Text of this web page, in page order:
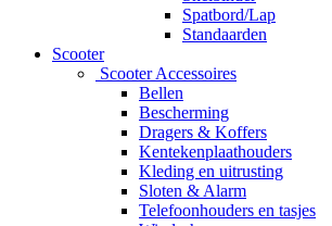
Spatbord/Lap
Standaarden
Scooter
Scooter Accessoires
Bellen
Bescherming
Dragers & Koffers
Kentekenplaathouders
Kleding en uitrusting
Sloten & Alarm
Telefoonhouders en tasjes